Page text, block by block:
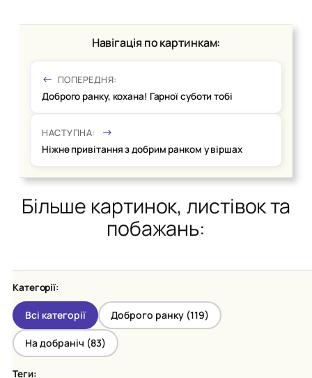
Навігація по картинкам:
ПОПЕРЕДНЯ:
Доброго ранку, кохана! Гарної суботи тобі
НАСТУПНА:
Ніжне привітання з добрим ранком у віршах
Більше картинок, листівок та
побажань:
Категорії:
Всі категорії Доброго ранку (119)
На добраніч (83)
Теги: